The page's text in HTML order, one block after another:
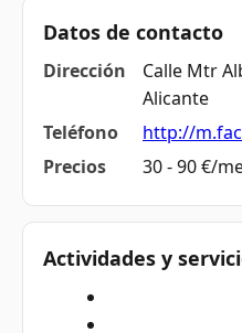
Datos de contacto
Dirección
Calle Mtr
Alicante
Teléfono
http://
Precios
30 - 90 €/
Actividades y